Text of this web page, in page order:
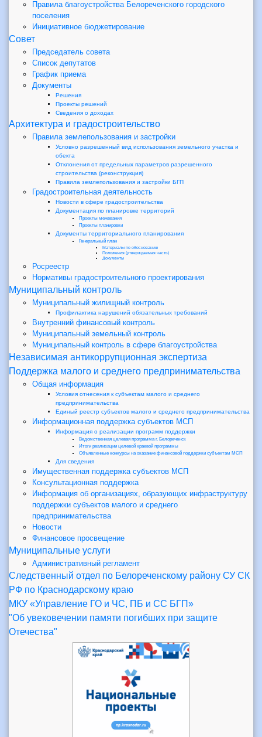
Правила благоустройства Белореченского городского
поселения
Инициативное бюджетирование
Совет
Председатель совета
Список депутатов
График приема
Документы
Решения
Проекты решений
Сведения о доходах
Архитектура и градостроительство
Правила землепользования и застройки
Условно разрешенный вид использования земельного участка и
обекта
Отклонения от предельных параметров разрешенного
строительства (реконструкция)
Правила землепользования и застройки БГП
Градостроительная деятельность
Новости в сфере градостроительства
Документация по планировке территорий
Проекты межевания
Проекты планировки
Документы территориального планирования
Генеральный план
Материалы по обоснованию
Положения (утверждаемая часть)
Документы
Росреестр
Нормативы градостроительного проектирования
Муниципальный контроль
Муниципальный жилищный контроль
Профилактика нарушений обязательных требований
Внутренний финансовый контроль
Муниципальный земельный контроль
Муниципальный контроль в сфере благоустройства
Независимая антикоррупционная экспертиза
Поддержка малого и среднего предпринимательства
Общая информация
Условия отнесения к субъектам малого и среднего
предпринимательства
Единый реестр субъектов малого и среднего предпринимательства
Информационная поддержка субъектов МСП
Информация о реализации программ поддержки
Ведомственная целевая программа г. Белореченск
Итоги реализации целевой краевой программы
Объявленные конкурсы на оказание финансовой поддержки субъектам МСП
Для сведения
Имущественная поддержка субъектов МСП
Консультационная поддержка
Информация об организациях, образующих инфраструктуру
поддержки субъектов малого и среднего
предпринимательства
Новости
Финансовое просвещение
Муниципальные услуги
Административный регламент
Следственный отдел по Белореченскому району СУ СК
РФ по Краснодарскому краю
МКУ «Управление ГО и ЧС, ПБ и СС БГП»
"Об увековечении памяти погибших при защите
Отечества"